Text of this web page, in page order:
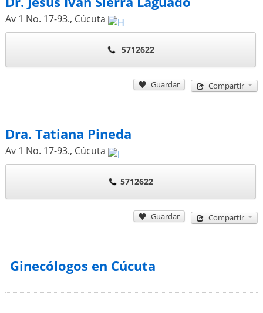
Av 1 No. 17-93., Cúcuta
5712622
Guardar Compartir
Dra. Tatiana Pineda
Av 1 No. 17-93., Cúcuta
5712622
Guardar Compartir
Ginecólogos en Cúcuta